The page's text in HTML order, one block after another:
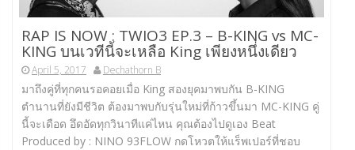
RAP IS NOW : TWIO3 EP.3 – B-KING vs MC-
KING บนเวทีนี้จะเหลือ King เพียงหนึ่งเดียว
April 5, 2017 Dechathorn B
มาถึงคู่ที่ทุกคนรอคอยเมื่อ King สองยุคมาพบกัน B-KING
ตำนานที่ยังมีชีวิต ต้องมาพบกับรุ่นใหม่ที่ก้าวขึ้นมา MC-KING คู่
นี้จะเดือด อึดอัดทุกวินาทีแค่ไหน คุณต้องไปดูเอง Beat
Produced by : NINO 93FLOW กดโหวตให้แร็พเปอร์ที่ชอบ